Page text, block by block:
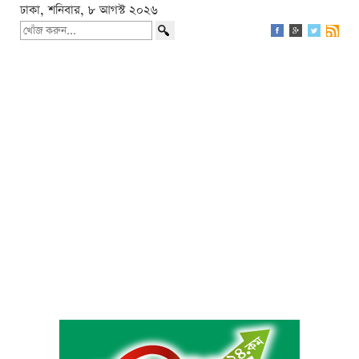
ঢাকা, শনিবার, ৮ আগস্ট ২০২৬